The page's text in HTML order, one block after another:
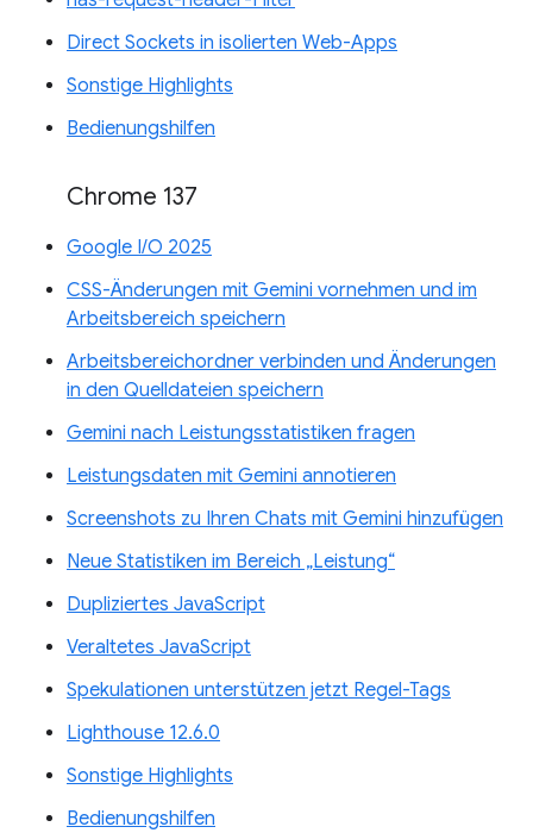
Direct Sockets in isolierten Web-Apps
Sonstige Highlights
Bedienungshilfen
Chrome 137
Google I/O 2025
CSS-Änderungen mit Gemini vornehmen und im
Arbeitsbereich speichern
Arbeitsbereichordner verbinden und Änderungen
in den Quelldateien speichern
Gemini nach Leistungsstatistiken fragen
Leistungsdaten mit Gemini annotieren
Screenshots zu Ihren Chats mit Gemini hinzufügen
Neue Statistiken im Bereich „Leistung“
Dupliziertes JavaScript
Veraltetes JavaScript
Spekulationen unterstützen jetzt Regel-Tags
Lighthouse 12.6.0
Sonstige Highlights
Bedienungshilfen